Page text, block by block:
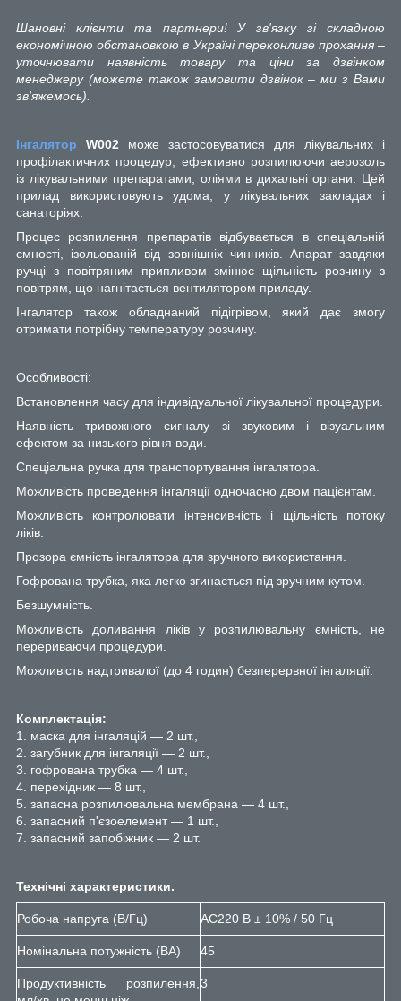
Шановні клієнти та партнери! У зв'язку зі складною
економічною обстановкою в Україні переконливе прохання –
уточнювати наявність товару та ціни за дзвінком
менеджеру (можете також замовити дзвінок – ми з Вами
зв'яжемось).
Інгалятор W002 може застосовуватися для лікувальних і
профілактичних процедур, ефективно розпилюючи аерозоль
із лікувальними препаратами, оліями в дихальні органи. Цей
прилад використовують удома, у лікувальних закладах і
санаторіях.
Процес розпилення препаратів відбувається в спеціальній
ємності, ізольованій від зовнішніх чинників. Апарат завдяки
ручці з повітряним припливом змінює щільність розчину з
повітрям, що нагнітається вентилятором приладу.
Інгалятор також обладнаний підігрівом, який дає змогу
отримати потрібну температуру розчину.
Особливості:
Встановлення часу для індивідуальної лікувальної процедури.
Наявність тривожного сигналу зі звуковим і візуальним
ефектом за низького рівня води.
Спеціальна ручка для транспортування інгалятора.
Можливість проведення інгаляції одночасно двом пацієнтам.
Можливість контролювати інтенсивність і щільність потоку
ліків.
Прозора ємність інгалятора для зручного використання.
Гофрована трубка, яка легко згинається під зручним кутом.
Безшумність.
Можливість доливання ліків у розпилювальну ємність, не
перериваючи процедури.
Можливість надтривалої (до 4 годин) безперервної інгаляції.
Комплектація:
1. маска для інгаляцій — 2 шт.,
2. загубник для інгаляції — 2 шт.,
3. гофрована трубка — 4 шт.,
4. перехідник — 8 шт.,
5. запасна розпилювальна мембрана — 4 шт.,
6. запасний п'єзоелемент — 1 шт.,
7. запасний запобіжник — 2 шт.
Технічні характеристики.
Робоча напруга (В/Гц) АС220 В ± 10% / 50 Гц
Номінальна потужність (ВА) 45
Продуктивність розпилення, 3